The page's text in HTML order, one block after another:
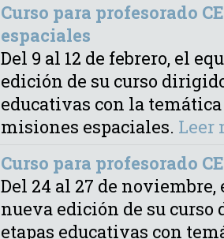
Curso para profesorado
espaciales
Del 9 al 12 de febrero, el
edición de su curso
educativas con la
misiones espaciales. Leer
Curso para profesorado
Del 24 al 27 de noviembre,
nueva edición de su curso
etapas educativas con